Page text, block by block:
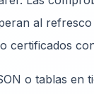
al
certificados
o tablas en